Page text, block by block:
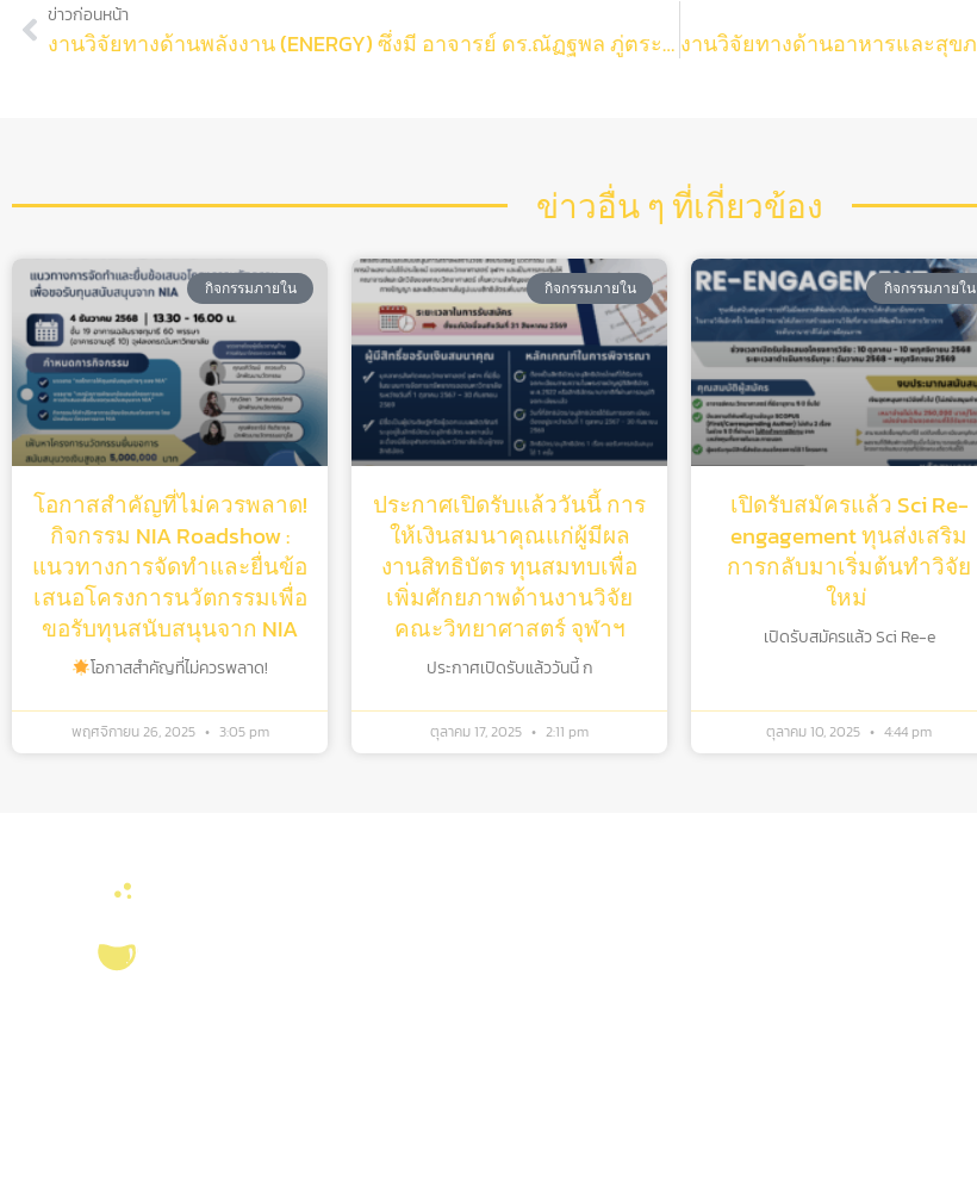
ข่าวก่อนหน้า
งานวิจัยทางด้านพลังงาน (ENERGY) ซึ่งมี อาจารย์ ดร.ณัฏฐพล ภู่ตระกูลโชติ ภาควิชาเคมีเทคนิค และ อาจารย์ ดร.สุคนธ์เมธ จิตรมหันตกุล ภาควิชาธรณีวิทยา
ข่าวอื่น ๆ ที่เกี่ยวข้อง
กิจกรรมภายใน
โอกาสสำคัญที่ไม่ควรพลาด!
กิจกรรม NIA Roadshow :
แนวทางการจัดทำและยื่นข้อ
เสนอโครงการนวัตกรรมเพื่อ
ขอรับทุนสนับสนุนจาก NIA
โอกาสสำคัญที่ไม่ควรพลาด!
พฤศจิกายน 26, 2025 3:05 pm
กิจกรรมภายใน
ประกาศเปิดรับแล้ววันนี้ การ
ให้เงินสมนาคุณแก่ผู้มีผล
งานสิทธิบัตร ทุนสมทบเพื่อ
เพิ่มศักยภาพด้านงานวิจัย
คณะวิทยาศาสตร์ จุฬาฯ
ประกาศเปิดรับแล้ววันนี้ ก
ตุลาคม 17, 2025 2:11 pm
กิจกรรมภายใน
เปิดรับสมัครแล้ว Sci Re-
engagement ทุนส่งเสริม
การกลับมาเริ่มต้นทําวิจัย
ใหม่
เปิดรับสมัครแล้ว Sci Re-e
ตุลาคม 10, 2025 4:44 pm